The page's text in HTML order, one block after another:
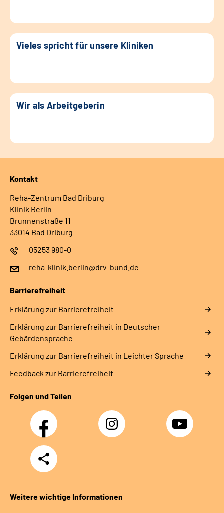
Vieles spricht für unsere Kliniken
Wir als Arbeitgeberin
Kontakt
Reha-Zentrum Bad Driburg
Klinik Berlin
Brunnenstraße 11
33014 Bad Driburg
05253 980-0
reha-klinik.berlin@drv-bund.de
Barrierefreiheit
Erklärung zur Barrierefreiheit
Erklärung zur Barrierefreiheit in Deutscher
Gebärdensprache
Erklärung zur Barrierefreiheit in Leichter Sprache
Feedback zur Barrierefreiheit
Folgen und Teilen
Facebook Instagram YouTube
Teilen
Weitere wichtige Informationen